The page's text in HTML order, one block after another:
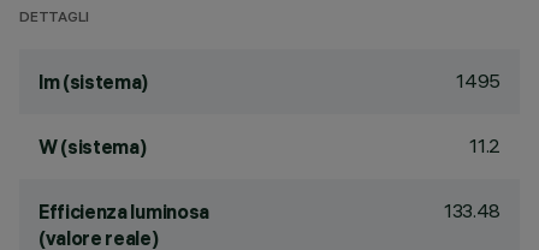
DETTAGLI
lm (sistema) 1495
W (sistema) 11.2
Efficienza luminosa
(valore reale)
133.48